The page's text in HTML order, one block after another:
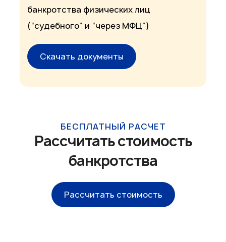
банкротства физических лиц
(“судебного” и “через МФЦ”)
Скачать документы
БЕСПЛАТНЫЙ РАСЧЕТ
Рассчитать стоимость
банкротства
Рассчитать стоимость